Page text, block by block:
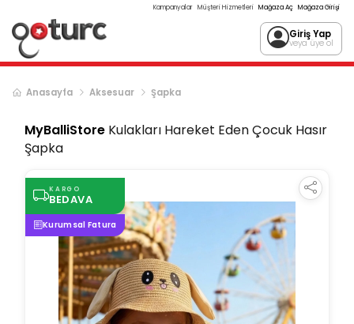
Kampanyalar Müşteri Hizmetleri Mağaza Aç Mağaza Girişi
Giriş Yap
veya üye ol
Anasayfa Aksesuar Şapka
MyBalliStore Kulakları Hareket Eden Çocuk Hasır
Şapka
KARGO
BEDAVA
Kurumsal Fatura